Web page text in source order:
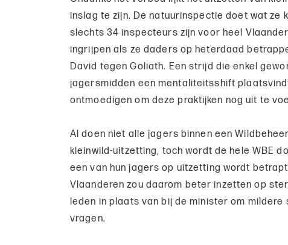
inslag te zijn. De natuurinspectie doet wat ze
slechts 34 inspecteurs zijn voor heel
ingrijpen als ze daders op heterdaad
David tegen Goliath. Een strijd die enkel
jagersmidden een mentaliteitsshift
ontmoedigen om deze praktijken nog uit te
Al doen niet alle jagers binnen een
kleinwild-uitzetting, toch wordt de hele WBE
een van hun jagers op uitzetting wordt
Vlaanderen zou daarom beter inzetten op
leden in plaats van bij de minister om
vragen.